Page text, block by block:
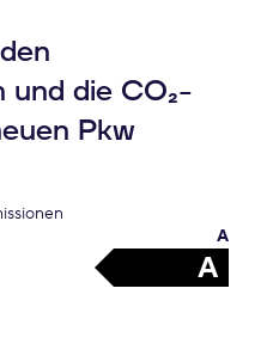
und die CO₂-
Pkw
A
A